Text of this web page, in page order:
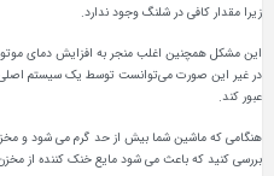
زیرا مقدار کافی در شلنگ وجود ندارد.
این مشکل همچنین اغلب منجر به افزایش دمای
در غیر این صورت می‌توانست توسط یک سیستم
عبور کند.
هنگامی که ماشین شما بیش از حد گرم می شود و
بررسی کنید که باعث می شود مایع خنک کننده از مخزن